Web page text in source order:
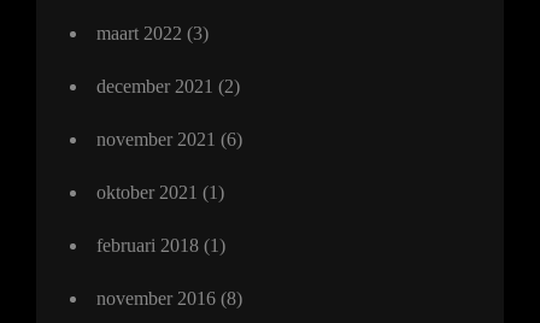
maart 2022 (3)
december 2021 (2)
november 2021 (6)
oktober 2021 (1)
februari 2018 (1)
november 2016 (8)